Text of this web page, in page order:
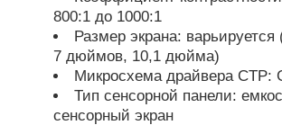
Дисплей UART LCD
E Бумажный дисплей
800:1 до 1000:1
Размер экрана:
7 дюймов, 10,1 дюйма)
Микросхема драйвера CTP:
Тип сенсорной панели:
сенсорный экран